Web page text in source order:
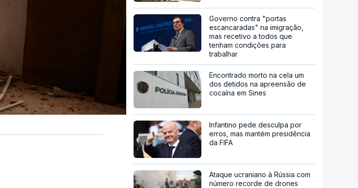
Governo contra "portas
escancaradas" na imigração,
mas recetivo a todos que
tenham condições para
trabalhar
Encontrado morto na cela um
dos detidos na apreensão de
cocaína em Sines
Infantino pede desculpa por
erros, mas mantém presidência
da FIFA
Ataque ucraniano à Rússia com
número recorde de drones